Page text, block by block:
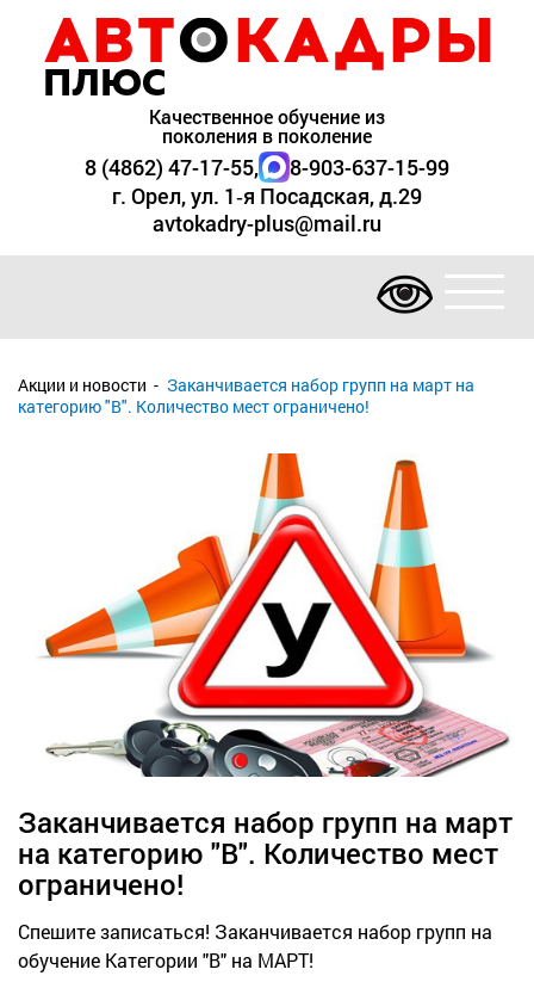
Качественное обучение из
поколения в поколение
8 (4862) 47-17-55,
8-903-637-15-99
г. Орел, ул. 1‑я Посадская, д.29
avtokadry-plus@mail.ru
Акции и новости
Заканчивается набор групп на март на
категорию "В". Количество мест ограничено!
Заканчивается набор групп на март
на категорию "В". Количество мест
ограничено!
Спешите записаться! Заканчивается набор групп на
обучение Категории "В" на МАРТ!